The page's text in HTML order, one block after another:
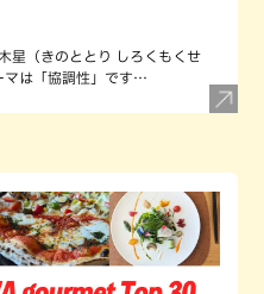
星（きのととり しろくもくせ
マは「協調性」です…